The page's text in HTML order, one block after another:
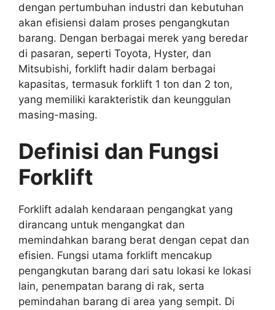
dengan pertumbuhan industri dan kebutuhan
akan efisiensi dalam proses pengangkutan
barang. Dengan berbagai merek yang beredar
di pasaran, seperti Toyota, Hyster, dan
Mitsubishi, forklift hadir dalam berbagai
kapasitas, termasuk forklift 1 ton dan 2 ton,
yang memiliki karakteristik dan keunggulan
masing-masing.
Definisi dan Fungsi
Forklift
Forklift adalah kendaraan pengangkat yang
dirancang untuk mengangkat dan
memindahkan barang berat dengan cepat dan
efisien. Fungsi utama forklift mencakup
pengangkutan barang dari satu lokasi ke lokasi
lain, penempatan barang di rak, serta
pemindahan barang di area yang sempit. Di